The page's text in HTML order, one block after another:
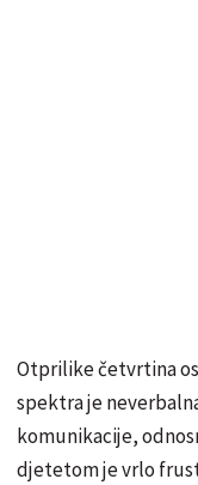
Otprilike četvrtina
spektra je
komunikacije,
djetetom je vrlo